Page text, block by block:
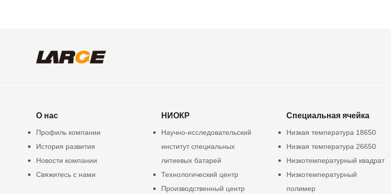
О нас
Профиль компании
История развития
Новости компании
Свяжитесь с нами
НИОКР
Научно-исследовательский
институт специальных
литиевых батарей
Технологический центр
Производственный центр
Специальная ячейка
Низкая температура 18650
Низкая температура 26650
Низкотемпературный квадрат
Низкотемпературный
полимер